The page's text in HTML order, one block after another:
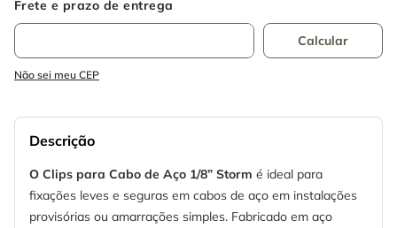
Não sei meu CEP
Descrição
O Clips para Cabo de Aço 1/8” Storm é ideal para
fixações leves e seguras em cabos de aço em instalações
provisórias ou amarrações simples. Fabricado em aço